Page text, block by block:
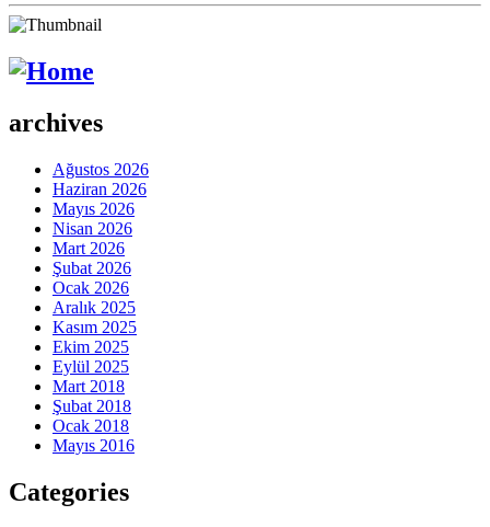
archives
Ağustos 2026
Haziran 2026
Mayıs 2026
Nisan 2026
Mart 2026
Şubat 2026
Ocak 2026
Aralık 2025
Kasım 2025
Ekim 2025
Eylül 2025
Mart 2018
Şubat 2018
Ocak 2018
Mayıs 2016
Categories